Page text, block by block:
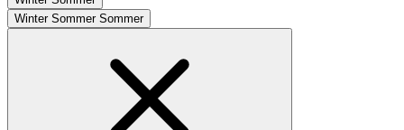
Winter Sommer Sommer